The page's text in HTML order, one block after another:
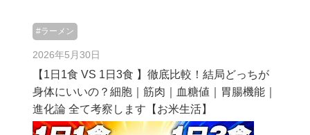
#ラーメン
2026年5月30日
【1日1食 VS 1日3食 】徹底比較！結局どっちが
身体にいいの？細胞｜筋肉｜血糖値｜胃腸機能｜
進化論 全て考察します【お米生活】